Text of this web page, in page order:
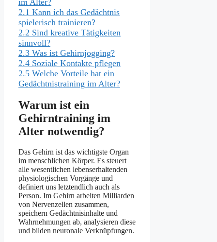
im Alter?
2.1 Kann ich das Gedächtnis
spielerisch trainieren?
2.2 Sind kreative Tätigkeiten
sinnvoll?
2.3 Was ist Gehirnjogging?
2.4 Soziale Kontakte pflegen
2.5 Welche Vorteile hat ein
Gedächtnistraining im Alter?
Warum ist ein
Gehirntraining im
Alter notwendig?
Das Gehirn ist das wichtigste Organ
im menschlichen Körper. Es steuert
alle wesentlichen lebenserhaltenden
physiologischen Vorgänge und
definiert uns letztendlich auch als
Person. Im Gehirn arbeiten Milliarden
von Nervenzellen zusammen,
speichern Gedächtnisinhalte und
Wahrnehmungen ab, analysieren diese
und bilden neuronale Verknüpfungen.